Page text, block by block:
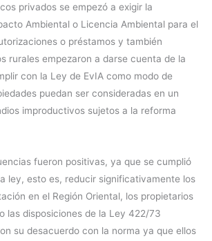
privados se empezó a exigir la
Ambiental o Licencia Ambiental para el
o préstamos y también
rurales empezaron a darse cuenta de la
con la Ley de EvIA como modo de
puedan ser consideradas en un
improductivos sujetos a la reforma
fueron positivas, ya que se cumplió
ley, esto es, reducir significativamente los
en el Región Oriental, los propietarios
las disposiciones de la Ley 422/73
su desacuerdo con la norma ya que ellos